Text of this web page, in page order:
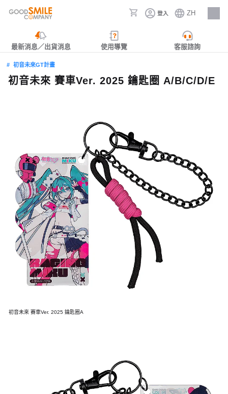
登入 ZH
人才招募
最新消息／出貨消息 使用導覽 客服諮詢
初音未來GT計畫
初音未來 賽車Ver. 2025 鑰匙圈 A/B/C/D/E
初音未來 賽車Ver. 2025 鑰匙圈A